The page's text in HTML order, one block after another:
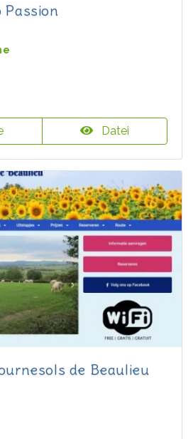
Passion
Datei
de Beaulieu